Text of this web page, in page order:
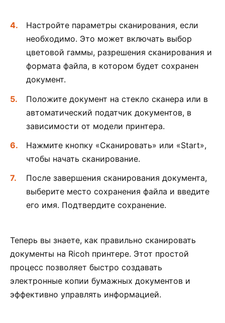
Настройте параметры сканирования, если
необходимо. Это может включать выбор
цветовой гаммы, разрешения сканирования и
формата файла, в котором будет сохранен
документ.
Положите документ на стекло сканера или в
автоматический податчик документов, в
зависимости от модели принтера.
Нажмите кнопку «Сканировать» или «Start»,
чтобы начать сканирование.
После завершения сканирования документа,
выберите место сохранения файла и введите
его имя. Подтвердите сохранение.
Теперь вы знаете, как правильно сканировать
документы на Ricoh принтере. Этот простой
процесс позволяет быстро создавать
электронные копии бумажных документов и
эффективно управлять информацией.